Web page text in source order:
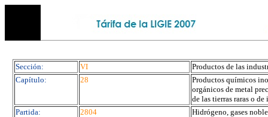
Sección: VI
Productos de las
Capítulo:
28
Productos químicos
orgánicos de metal
de las tierras raras o de
Partida:
2804
Hidrógeno, gases